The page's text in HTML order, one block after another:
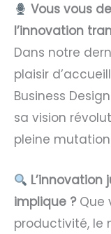
Vous vous
l’innovation
Dans notre
plaisir
Business
sa vision
pleine
implique ?Que
productivité, le